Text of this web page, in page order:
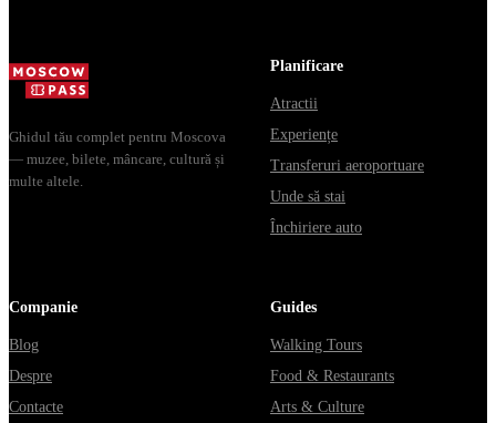
Ghidul tău complet pentru Moscova
— muzee, bilete, mâncare, cultură și
multe altele.
Planificare
Atractii
Experiențe
Transferuri aeroportuare
Unde să stai
Închiriere auto
Companie
Blog
Despre
Contacte
Guides
Walking Tours
Food & Restaurants
Arts & Culture